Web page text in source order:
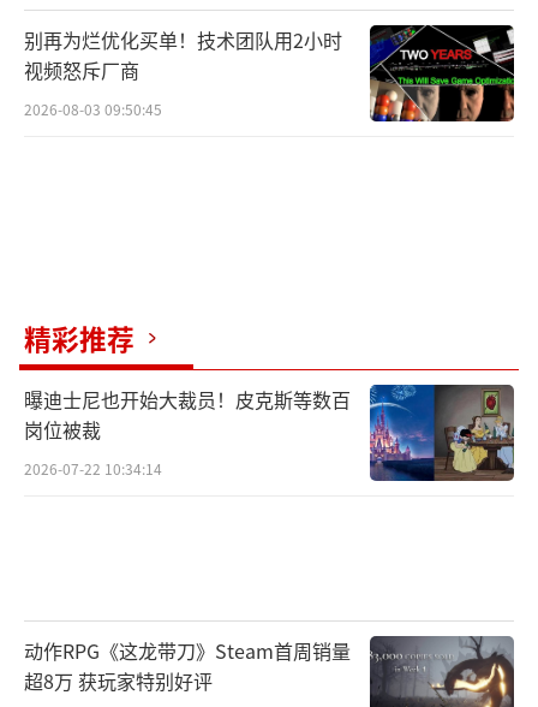
别再为烂优化买单！技术团队用2小时
视频怒斥厂商
2026-08-03 09:50:45
精彩推荐
曝迪士尼也开始大裁员！皮克斯等数百
岗位被裁
2026-07-22 10:34:14
动作RPG《这龙带刀》Steam首周销量
超8万 获玩家特别好评